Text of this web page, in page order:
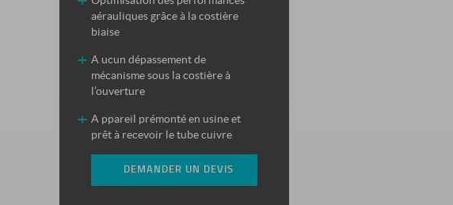
aérauliques grâce à la costière
biaise
A ucun dépassement de
mécanisme sous la costière à
l’ouverture
A ppareil prémonté en usine et
prêt à recevoir le tube cuivre
DEMANDER UN DEVIS